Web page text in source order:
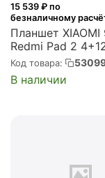
15 539 ₽ по
безналичному
Планшет XIAOMI
Redmi Pad 2
серый
Код товара:
В наличии